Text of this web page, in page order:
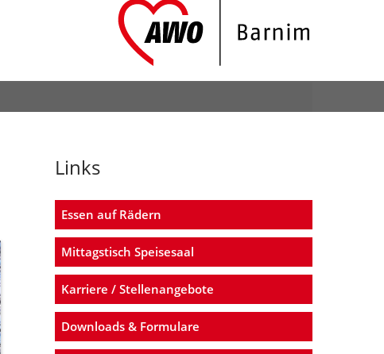
Links
Essen auf Rädern
Mittagstisch Speisesaal
Karriere / Stellenangebote
Downloads & Formulare